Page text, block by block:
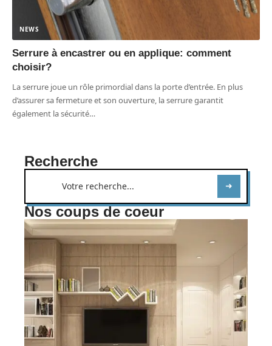
NEWS
Serrure à encastrer ou en applique: comment
choisir?
La serrure joue un rôle primordial dans la porte d’entrée. En plus
d’assurer sa fermeture et son ouverture, la serrure garantit
également la sécurité…
Recherche
Nos coups de coeur